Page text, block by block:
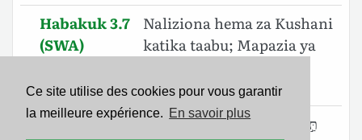
Ce site utilise des cookies pour vous garantir
la meilleure expérience. En savoir plus
Habakuk 3.7
(SWA)
Naliziona hema za Kushani
katika taabu; Mapazia ya
yakatetemeka.
Habakuk 3.7
תַּ֣חַת אָ֔וֶן רָאִ֖יתִי אָהֳלֵ֣י כוּשָׁ֑ן יִרְגְּז֕וּן